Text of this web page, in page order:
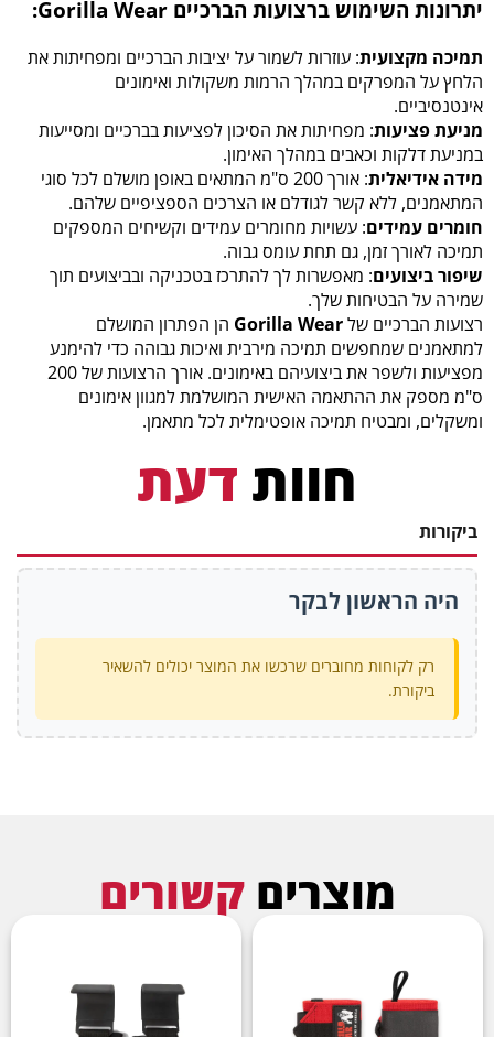
יתרונות השימוש ברצועות הברכיים Gorilla Wear
:
תמיכה מקצועית: עוזרות לשמור על יציבות הברכיים ומפחיתות את
הלחץ על המפרקים במהלך הרמות משקולות ואימונים
אינטנסיביים.
מניעת פציעות: מפחיתות את הסיכון לפציעות בברכיים ומסייעות
במניעת דלקות וכאבים במהלך האימון.
מידה אידיאלית
: אורך 200 ס"מ המתאים באופן מושלם לכל סוגי
המתאמנים, ללא קשר לגודלם או הצרכים הספציפיים שלהם.
חומרים עמידים: עשויות מחומרים עמידים וקשיחים המספקים
תמיכה לאורך זמן, גם תחת עומס גבוה.
שיפור ביצועים: מאפשרות לך להתרכז בטכניקה ובביצועים תוך
שמירה על הבטיחות שלך.
רצועות הברכיים שלGorilla Wear הן הפתרון המושלם
למתאמנים שמחפשים תמיכה מירבית ואיכות גבוהה כדי להימנע
מפציעות ולשפר את ביצועיהם באימונים. אורך הרצועות של 200
ס"מ מספק את ההתאמה האישית המושלמת למגוון אימונים
ומשקלים, ומבטיח תמיכה אופטימלית לכל מתאמן.
חוות דעת
ביקורות
היה הראשון לבקר
רק לקוחות מחוברים שרכשו את המוצר יכולים להשאיר
ביקורת.
מוצרים קשורים